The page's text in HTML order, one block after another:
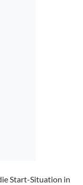
Start-Situation in